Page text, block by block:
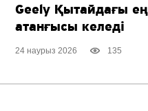
Geely Қытайдағы ең
атанғысы келеді
24 наурыз 2026 135